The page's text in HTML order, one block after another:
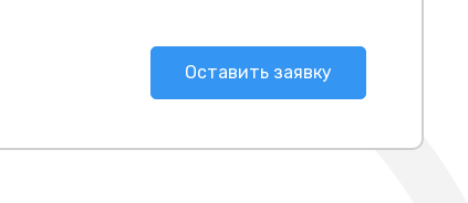
Оставить заявку